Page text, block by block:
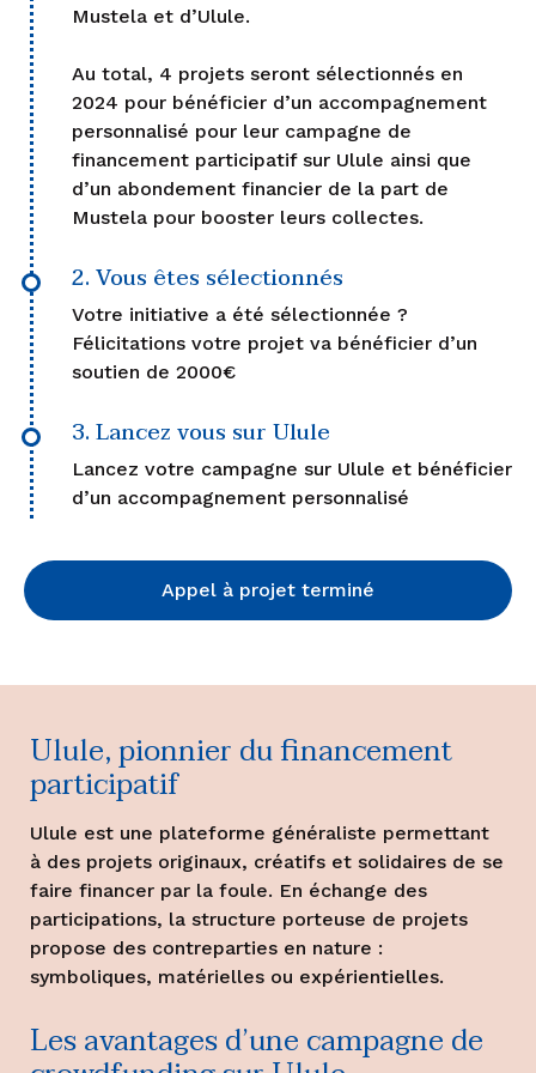
Mustela et d’Ulule.
Au total, 4 projets seront sélectionnés en
2024 pour bénéficier d’un accompagnement
personnalisé pour leur campagne de
financement participatif sur Ulule ainsi que
d’un abondement financier de la part de
Mustela pour booster leurs collectes.
2. Vous êtes sélectionnés
Votre initiative a été sélectionnée ?
Félicitations votre projet va bénéficier d’un
soutien de 2000€
3. Lancez vous sur Ulule
Lancez votre campagne sur Ulule et bénéficier
d’un accompagnement personnalisé
Appel à projet terminé
Ulule, pionnier du financement
participatif
Ulule est une plateforme généraliste permettant
à des projets originaux, créatifs et solidaires de se
faire financer par la foule. En échange des
participations, la structure porteuse de projets
propose des contreparties en nature :
symboliques, matérielles ou expérientielles.
Les avantages d’une campagne de